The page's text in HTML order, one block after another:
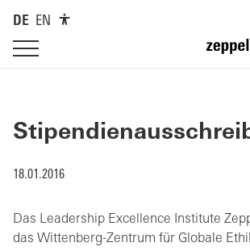
DE EN
18.01.2016
Das Leadership Excellence Institute
das Wittenberg-Zentrum für Globale